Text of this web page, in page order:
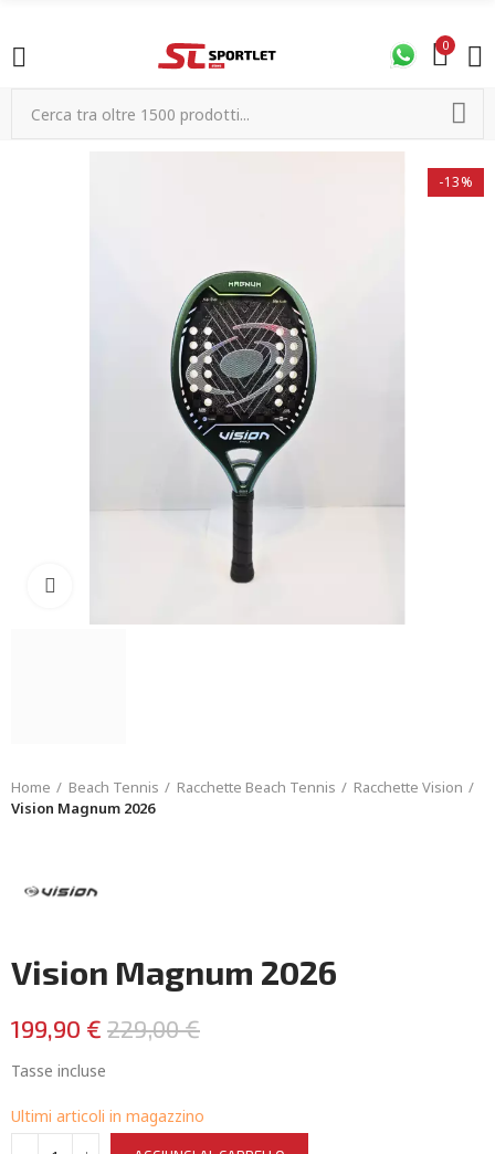
0
-13%
Home Beach Tennis Racchette Beach Tennis
Racchette Vision
Vision Magnum 2026
Vision Magnum 2026
199,90 € 229,00 €
Tasse incluse
Ultimi articoli in magazzino